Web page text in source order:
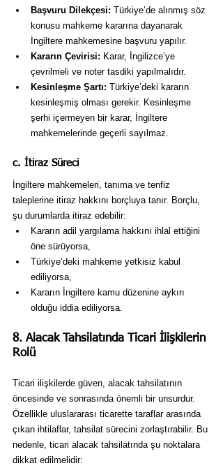
Başvuru Dilekçesi: Türkiye’de alınmış söz
konusu mahkeme kararına dayanarak
İngiltere mahkemesine başvuru yapılır.
Kararın Çevirisi: Karar, İngilizce’ye
çevrilmeli ve noter tasdiki yapılmalıdır.
Kesinleşme Şartı: Türkiye’deki kararın
kesinleşmiş olması gerekir. Kesinleşme
şerhi içermeyen bir karar, İngiltere
mahkemelerinde geçerli sayılmaz.
c. İtiraz Süreci
İngiltere mahkemeleri, tanıma ve tenfiz
taleplerine itiraz hakkını borçluya tanır. Borçlu,
şu durumlarda itiraz edebilir:
Kararın adil yargılama hakkını ihlal ettiğini
öne sürüyorsa,
Türkiye’deki mahkeme yetkisiz kabul
ediliyorsa,
Kararın İngiltere kamu düzenine aykırı
olduğu iddia ediliyorsa.
8. Alacak Tahsilatında Ticari İlişkilerin
Rolü
Ticari ilişkilerde güven, alacak tahsilatının
öncesinde ve sonrasında önemli bir unsurdur.
Özellikle uluslararası ticarette taraflar arasında
çıkan ihtilaflar, tahsilat sürecini zorlaştırabilir. Bu
nedenle, ticari alacak tahsilatında şu noktalara
dikkat edilmelidir: